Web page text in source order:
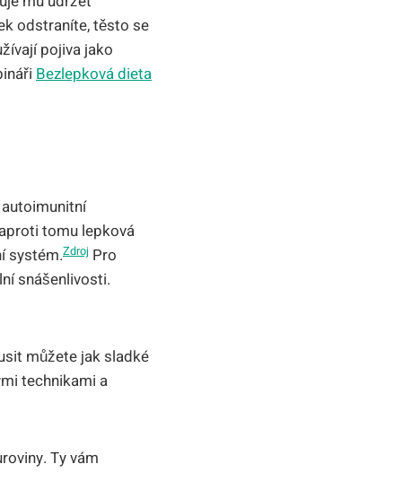
odstraníte, těsto se
pojiva jako
Bezlepková dieta
tomu lepková
systém.Zdroj Pro
snášenlivosti.
můžete jak sladké
technikami a
Ty vám